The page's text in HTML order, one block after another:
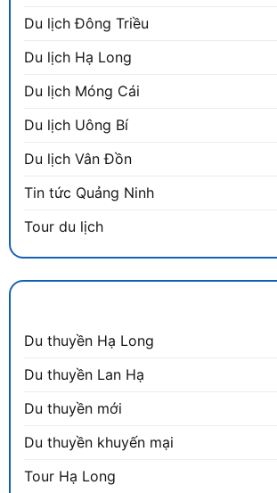
Du lịch Đông Triều
Du lịch Hạ Long
Du lịch Móng Cái
Du lịch Uông Bí
Du lịch Vân Đồn
Tin tức Quảng Ninh
Tour du lịch
Du thuyền Hạ Long
Du thuyền Lan Hạ
Du thuyền mới
Du thuyền khuyến mại
Tour Hạ Long